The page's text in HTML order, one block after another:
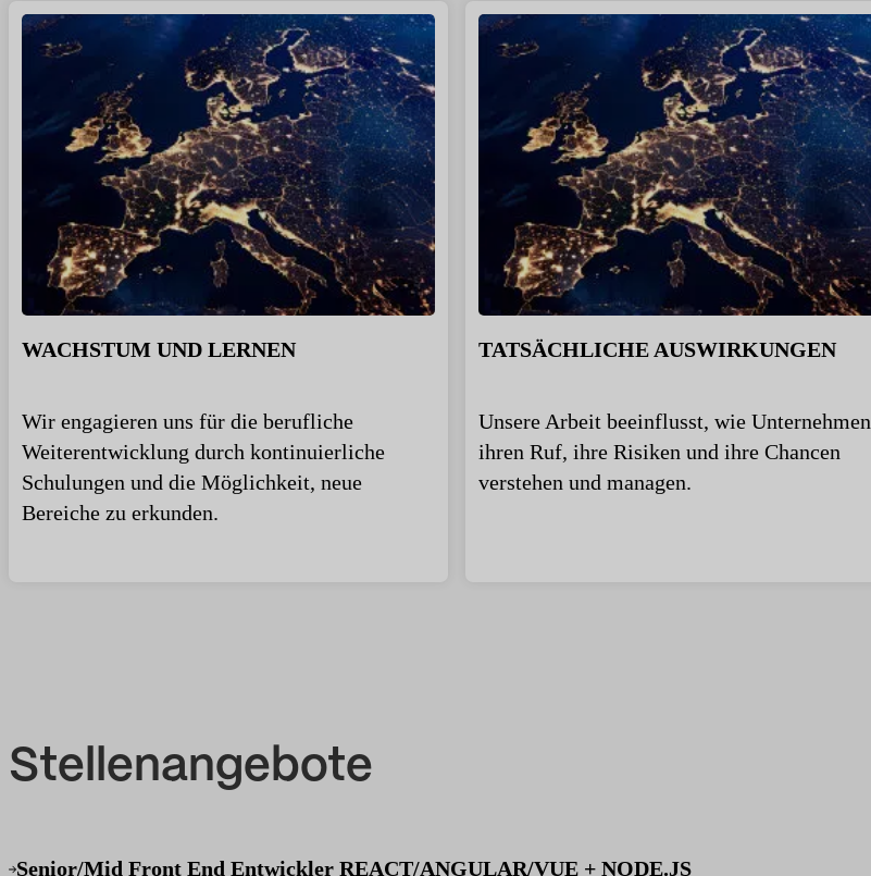
WACHSTUM UND LERNEN
Wir engagieren uns für die berufliche
Weiterentwicklung durch kontinuierliche
Schulungen und die Möglichkeit, neue
Bereiche zu erkunden.
TATSÄCHLICHE AUSWIRKUNGEN
Unsere Arbeit beeinflusst, wie Unternehmen
ihren Ruf, ihre Risiken und ihre Chancen
verstehen und managen.
Stellenangebote
Senior/Mid Front End Entwickler REACT/ANGULAR/VUE + NODE.JS